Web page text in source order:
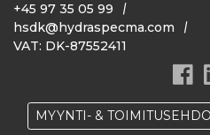
+45 97 35 05 99
hsdk@hydraspecma.com
VAT: DK-87552411
MYYNTI- &